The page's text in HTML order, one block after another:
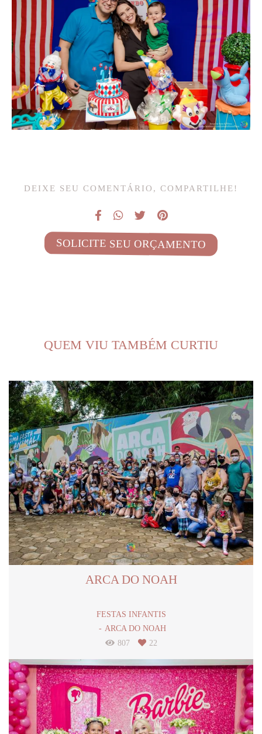
DEIXE SEU COMENTÁRIO, COMPARTILHE!
SOLICITE SEU ORÇAMENTO
QUEM VIU TAMBÉM CURTIU
ARCA DO NOAH
FESTAS INFANTIS
ARCA DO NOAH
807
22